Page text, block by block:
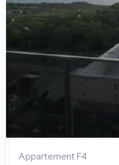
Appartement F4